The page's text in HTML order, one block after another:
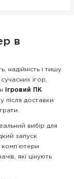
в
надійність і тишу
ігор,
ігровий ПК
після доставки
вибір для
запуск
комп’ютери
які цінують